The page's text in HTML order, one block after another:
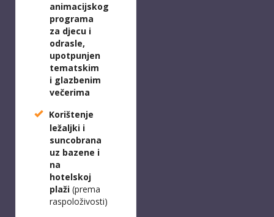
animacijskog
programa
za djecu i
odrasle,
upotpunjen
tematskim
i glazbenim
večerima
Korištenje
ležaljki i
suncobrana
uz bazene i
na
hotelskoj
plaži (prema
raspoloživosti)